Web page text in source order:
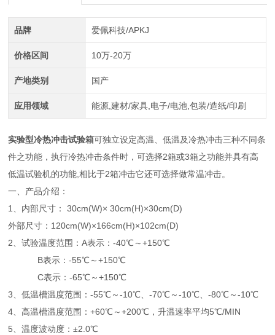
品牌 爱佩科技/APKJ
价格区间 10万-20万
产地类别 国产
应用领域 能源,建材/家具,电子/电池,包装/造纸/印刷
实验型冷热冲击试验箱可独立设定高温、低温及冷热冲击三种不同条
件之功能，执行冷热冲击条件时，可选择2箱或3箱之功能并具有高
低温试验机的功能,相比于2箱冲击它还可选择做常温冲击。
一、产品介绍：
1、内部尺寸： 30cm(W)× 30cm(H)×30cm(D)
外部尺寸：120cm(W)×166cm(H)×102cm(D)
2、试验温度范围：A表示：-40℃～+150℃
B表示：-55℃～+150℃
C表示：-65℃～+150℃
3、低温槽温度范围：-55℃～-10℃、-70℃～-10℃、-80℃～-10℃
4、高温槽温度范围：+60℃～+200℃，升温速率平均5℃/MIN
5、温度波动度：±2.0℃